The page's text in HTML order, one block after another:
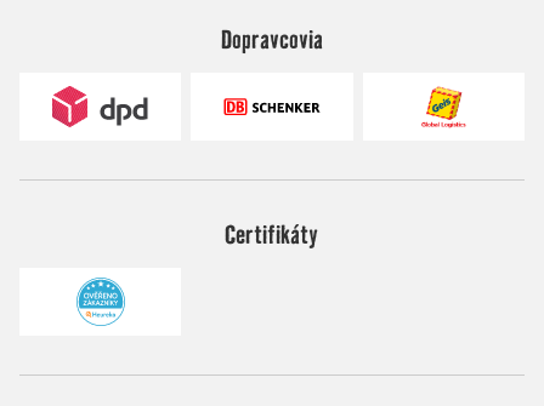
Dopravcovia
Certifikáty